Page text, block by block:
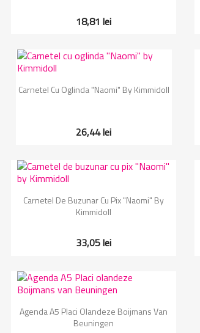
18,81 lei
Vizualizare rapida
Carnetel Cu Oglinda "Naomi" By Kimmidoll
26,44 lei
Vizualizare rapida
Carnetel De Buzunar Cu Pix "Naomi" By
Kimmidoll
33,05 lei
Vizualizare rapida
Agenda A5 Placi Olandeze Boijmans Van
Beuningen